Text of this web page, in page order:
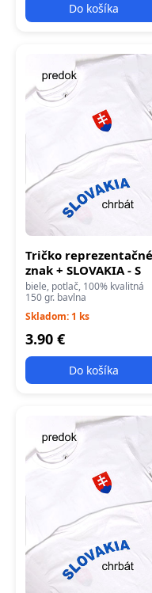
Do košíka
Tričko
znak + SLOVAKIA - S
biele, potlač, 100% kvalitná
150 gr. bavlna
Skladom: 1 ks
3.90 €
Do košíka